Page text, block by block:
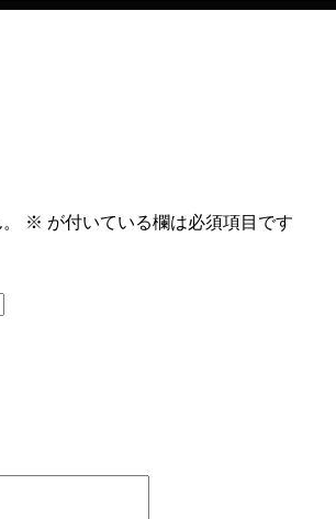
※ が付いている欄は必須項目です